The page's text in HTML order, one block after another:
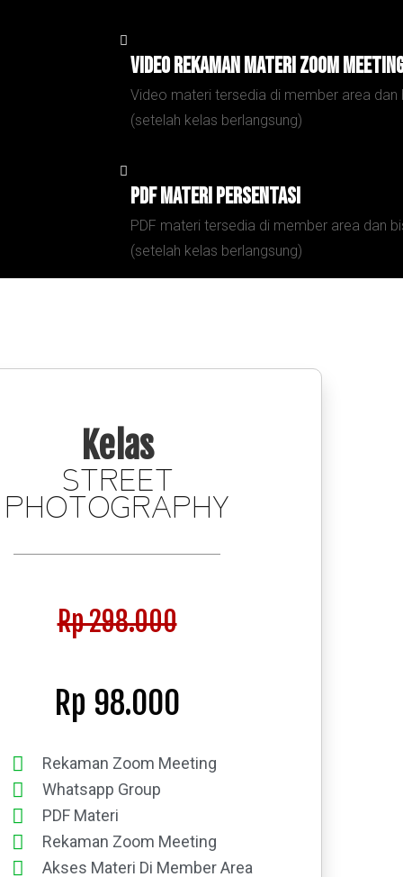
Video Rekaman Materi zoom
Video materi tersedia di member area dan
(setelah kelas berlangsung)
PDF Materi persentasi
PDF materi tersedia di member area dan
(setelah kelas berlangsung)
Kelas
STREET
PHOTOGRAPHY
Rp 298.000
Rp 98.000
Rekaman Zoom Meeting
Whatsapp Group
PDF Materi
Rekaman Zoom Meeting
Akses Materi Di Member Area